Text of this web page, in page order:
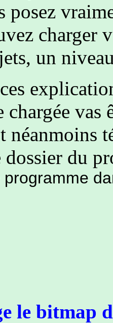
posez
charger
un
chargée
néanmoins
dossier du
le bitmap